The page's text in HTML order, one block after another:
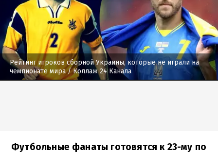
Рейтинг игроков сборной Украины, которые не играли на
чемпионате мира/ Коллаж 24 Канала
Футбольные фанаты готовятся к 23-му по